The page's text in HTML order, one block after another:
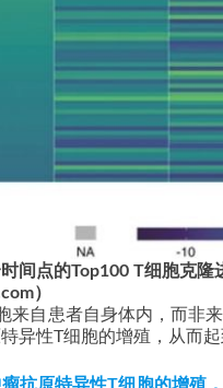
间点的Top100 T细胞克隆
）
来自患者自身体内，而非
异性T细胞的增殖，从而